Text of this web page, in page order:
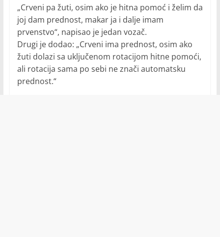
„Crveni pa žuti, osim ako je hitna pomoć i želim da
joj dam prednost, makar ja i dalje imam
prvenstvo“, napisao je jedan vozač.
Drugi je dodao: „Crveni ima prednost, osim ako
žuti dolazi sa uključenom rotacijom hitne pomoći,
ali rotacija sama po sebi ne znači automatsku
prednost.“